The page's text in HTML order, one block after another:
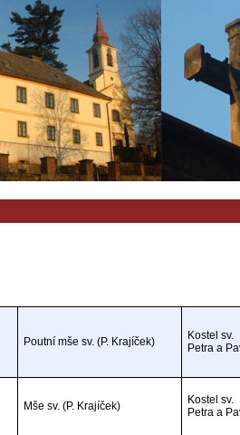
Poutní mše sv. (P. Krajíček)
Kostel sv.
Petra a
Mše sv. (P. Krajíček)
Kostel sv.
Petra a